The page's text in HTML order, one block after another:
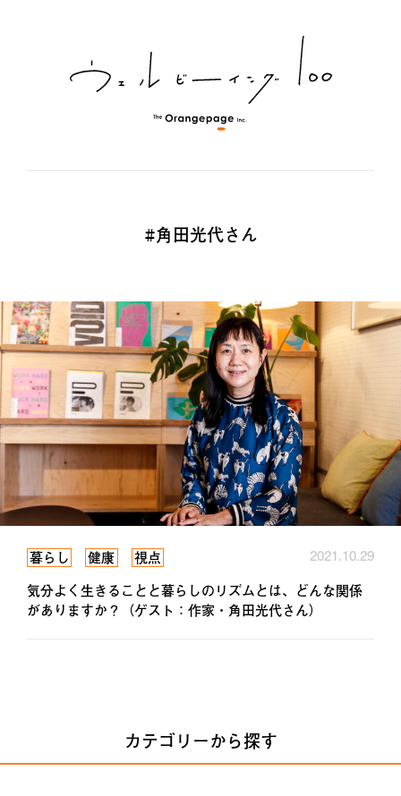
#角田光代さん
暮らし 健康 視点
2021.10.29
気分よく生きることと暮らしのリズムとは、どんな関係
がありますか？（ゲスト：作家・角田光代さん）
カテゴリーから探す